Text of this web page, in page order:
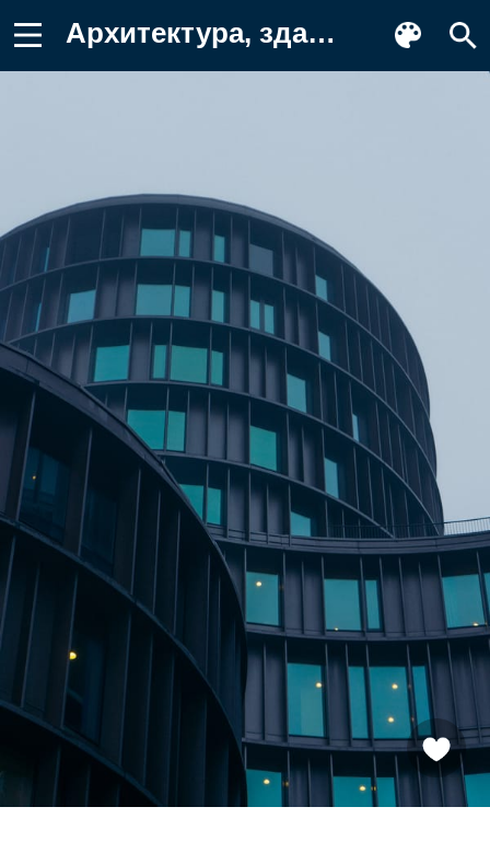
Архитектура, здание, современный Картинка для телефона